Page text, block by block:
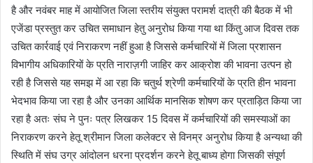
है और नवंबर माह में आयोजित जिला स्तरीय संयुक्त परामर्श दात्री की बैठक में भी
एजेंडा प्रस्तुत कर उचित समाधान हेतु अनुरोध किया गया था किंतु आज दिवस तक
उचित कार्रवाई एवं निराकरण नहीं हुआ है जिससे कर्मचारियों में जिला प्रशासन
विभागीय अधिकारियों के प्रति नाराज़गी जाहिर कर आक्रोश की भावना उत्पन हो
रही है जिससे यह समझ में आ रहा कि चतुर्थ श्रेणी कर्मचारियों के प्रति हीन भावना
भेदभाव किया जा रहा है और उनका आर्थिक मानसिक शोषण कर प्रताड़ित किया जा
रहा है अतः संघ ने पुनः पत्र लिखकर 15 दिवस में कर्मचारियों की समस्याओं का
निराकरण करने हेतू श्रीमान जिला कलेक्टर से विनम्र अनुरोध किया है अन्यथा की
स्थिति में संघ उग्र आंदोलन धरना प्रदर्शन करने हेतू बाध्य होगा जिसकी संपूर्ण